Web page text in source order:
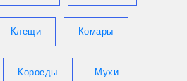
Клещи Комары
Короеды Мухи